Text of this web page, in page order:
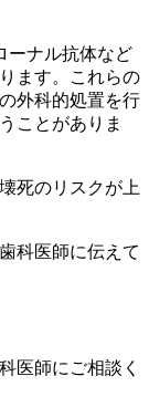
ーナル抗体など
ます。これらの
外科的処置を行
ことがありま
死のリスクが上
科医師に伝えて
医師にご相談く